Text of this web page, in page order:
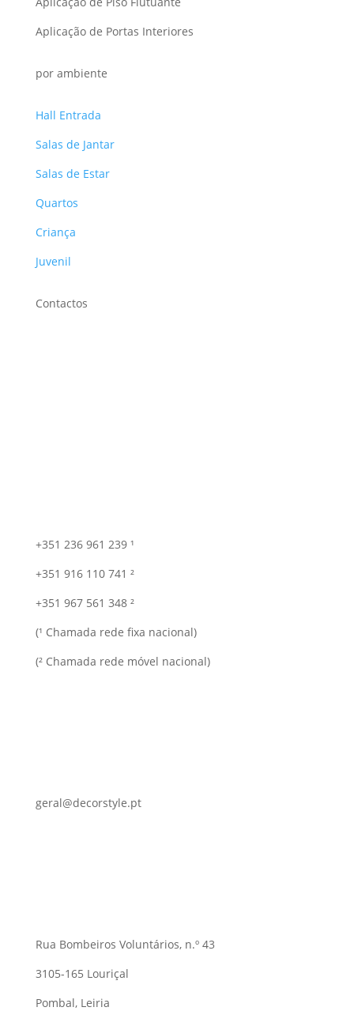
Aplicação de Portas Interiores
por ambiente
Hall Entrada
Salas de Jantar
Salas de Estar
Quartos
Criança
Juvenil
Contactos
+351 236 961 239 ¹
+351 916 110 741 ²
+351 967 561 348 ²
(¹ Chamada rede fixa nacional)
(² Chamada rede móvel nacional)
geral@decorstyle.pt
Rua Bombeiros Voluntários, n.º 43
3105-165 Louriçal
Pombal, Leiria